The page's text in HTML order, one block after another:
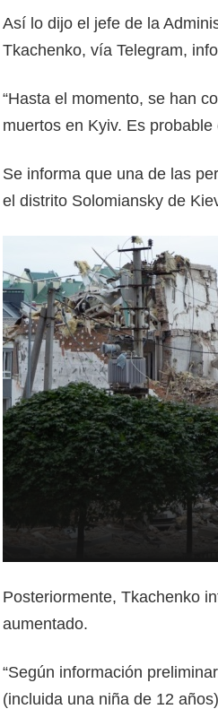
Así lo dijo el jefe de la
Tkachenko, vía Telegram,
“Hasta el momento, se han
muertos en Kyiv. Es
Se informa que una de las
el distrito Solomiansky de
Posteriormente, Tkachenko
aumentado.
“Según información
(incluida una niña de 12